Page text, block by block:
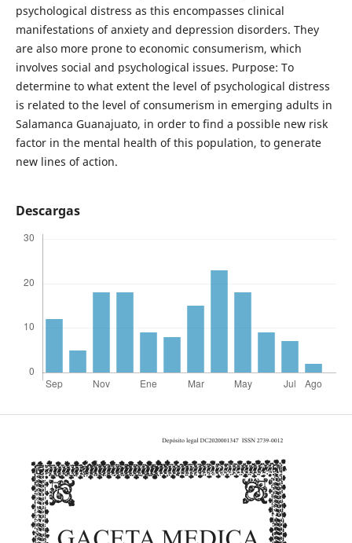
psychological distress as this encompasses clinical
manifestations of anxiety and depression disorders. They
are also more prone to economic consumerism, which
involves social and psychological issues. Purpose: To
determine to what extent the level of psychological distress
is related to the level of consumerism in emerging adults in
Salamanca Guanajuato, in order to find a possible new risk
factor in the mental health of this population, to generate
new lines of action.
Descargas